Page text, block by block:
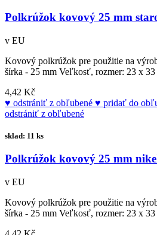
Polkrúžok kovový 25 mm
v EU
Kovový polkrúžok pre použitie na
šírka - 25 mm Veľkosť, rozmer: 23 x
4,42 Kč
odstrániť z obľubené
pridať do
odstrániť z obľubené
sklad: 11 ks
Polkrúžok kovový 25 mm
v EU
Kovový polkrúžok pre použitie na
šírka - 25 mm Veľkosť, rozmer: 23 x